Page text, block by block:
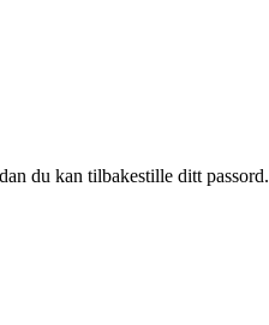
du kan tilbakestille ditt passord.